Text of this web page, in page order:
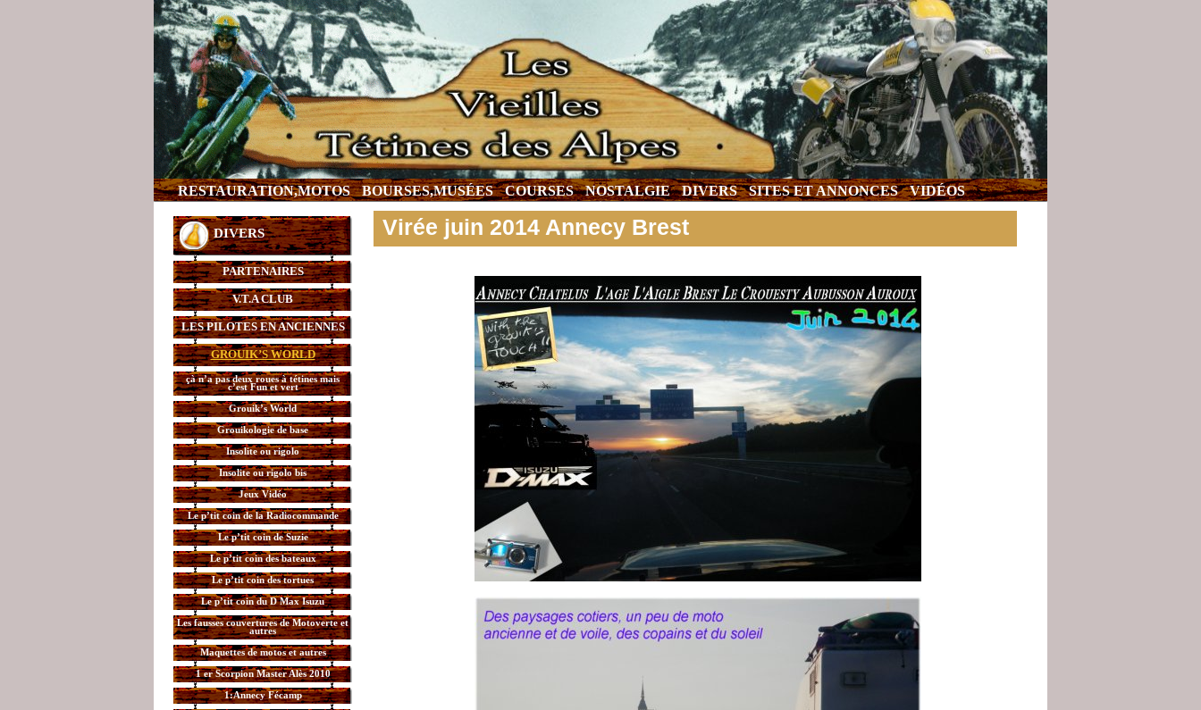
RESTAURATION,MOTOS BOURSES,MUSÉES COURSES NOSTALGIE DIVERS SITES ET ANNONCES VIDÉOS
DIVERS
PARTENAIRES
V.T.A CLUB
LES PILOTES EN ANCIENNES
GROUIK’S WORLD
çà n’a pas deux roues à tétines mais
c’est Fun et vert
Grouik’s World
Grouikologie de base
Insolite ou rigolo
Insolite ou rigolo bis
Jeux Vidéo
Le p’tit coin de la Radiocommande
Le p’tit coin de Suzie
Le p’tit coin des bateaux
Le p’tit coin des tortues
Le p’tit coin du D Max Isuzu
Les fausses couvertures de Motoverte et
autres
Maquettes de motos et autres
1 er Scorpion Master Alès 2010
1:Annecy Fécamp
Virée juin 2014 Annecy Brest